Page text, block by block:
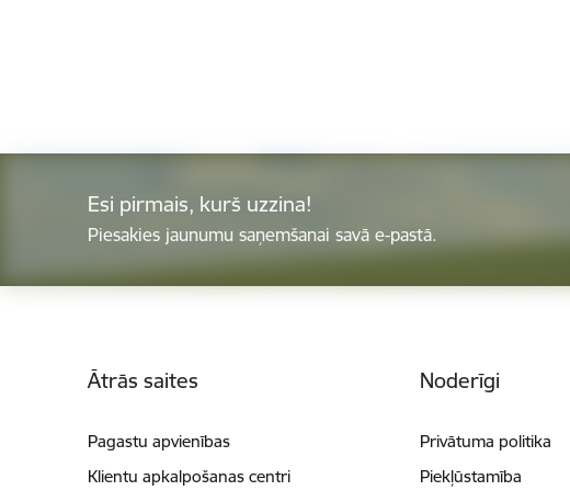
Esi pirmais, kurš uzzina!
Piesakies jaunumu saņemšanai savā e-pastā.
Ātrās saites
Pagastu apvienības
Klientu apkalpošanas centri
Noderīgi
Privātuma politika
Piekļūstamība